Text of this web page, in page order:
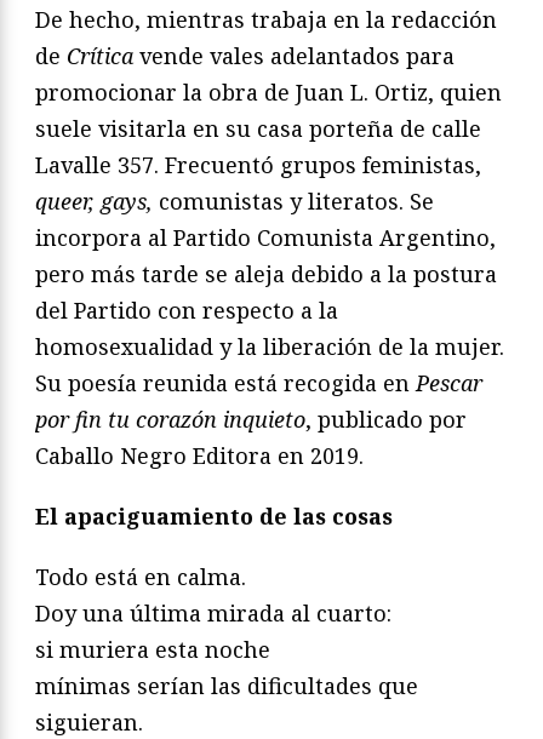
De hecho, mientras trabaja en la redacción
de Crítica vende vales adelantados para
promocionar la obra de Juan L. Ortiz, quien
suele visitarla en su casa porteña de calle
Lavalle 357. Frecuentó grupos feministas,
queer, gays, comunistas y literatos. Se
incorpora al Partido Comunista Argentino,
pero más tarde se aleja debido a la postura
del Partido con respecto a la
homosexualidad y la liberación de la mujer.
Su poesía reunida está recogida enPescar
por fin tu corazón inquieto, publicado por
Caballo Negro Editora en 2019.
El apaciguamiento de las cosas
Todo está en calma.
Doy una última mirada al cuarto:
si muriera esta noche
mínimas serían las dificultades que
siguieran.